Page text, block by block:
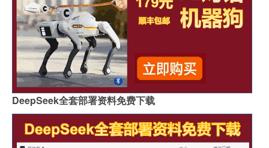
DeepSeek全套部署资料免费下载